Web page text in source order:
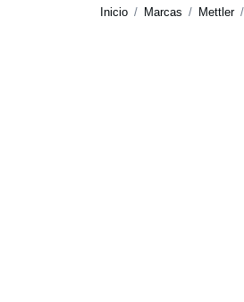
Inicio / Marcas / Mettler/